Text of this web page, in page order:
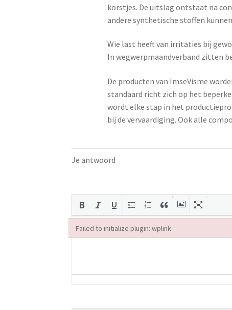
korstjes. De uitslag ontstaat na
andere synthetische stoffen
Wie last heeft van irritaties bij
In wegwerpmaandverband zitten
De producten van ImseVisme
standaard richt zich op het
wordt elke stap in het
bij de vervaardiging. Ook alle
Je antwoord
Failed to initialize plugin: wplink
Failed to initialize plugin: wplink